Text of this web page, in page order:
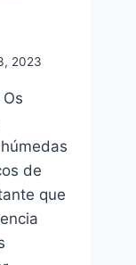
2023
de
que